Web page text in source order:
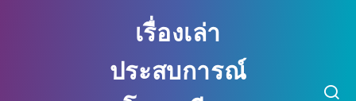
เรื่องเล่า
ประสบการณ์